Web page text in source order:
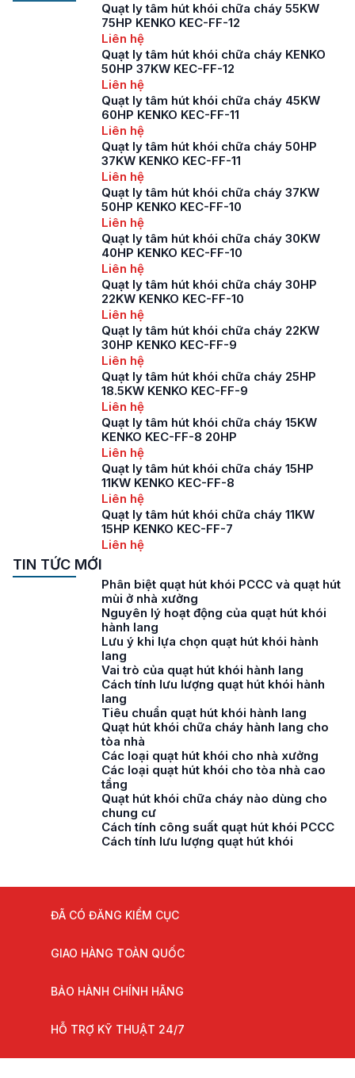
Quạt ly tâm hút khói chữa cháy 55KW
75HP KENKO KEC-FF-12
Liên hệ
Quạt ly tâm hút khói chữa cháy KENKO
50HP 37KW KEC-FF-12
Liên hệ
Quạt ly tâm hút khói chữa cháy 45KW
60HP KENKO KEC-FF-11
Liên hệ
Quạt ly tâm hút khói chữa cháy 50HP
37KW KENKO KEC-FF-11
Liên hệ
Quạt ly tâm hút khói chữa cháy 37KW
50HP KENKO KEC-FF-10
Liên hệ
Quạt ly tâm hút khói chữa cháy 30KW
40HP KENKO KEC-FF-10
Liên hệ
Quạt ly tâm hút khói chữa cháy 30HP
22KW KENKO KEC-FF-10
Liên hệ
Quạt ly tâm hút khói chữa cháy 22KW
30HP KENKO KEC-FF-9
Liên hệ
Quạt ly tâm hút khói chữa cháy 25HP
18.5KW KENKO KEC-FF-9
Liên hệ
Quạt ly tâm hút khói chữa cháy 15KW
KENKO KEC-FF-8 20HP
Liên hệ
Quạt ly tâm hút khói chữa cháy 15HP
11KW KENKO KEC-FF-8
Liên hệ
Quạt ly tâm hút khói chữa cháy 11KW
15HP KENKO KEC-FF-7
Liên hệ
TIN TỨC MỚI
Phân biệt quạt hút khói PCCC và quạt hút
mùi ở nhà xưởng
Nguyên lý hoạt động của quạt hút khói
hành lang
Lưu ý khi lựa chọn quạt hút khói hành
lang
Vai trò của quạt hút khói hành lang
Cách tính lưu lượng quạt hút khói hành
lang
Tiêu chuẩn quạt hút khói hành lang
Quạt hút khói chữa cháy hành lang cho
tòa nhà
Các loại quạt hút khói cho nhà xưởng
Các loại quạt hút khói cho tòa nhà cao
tầng
Quạt hút khói chữa cháy nào dùng cho
chung cư
Cách tính công suất quạt hút khói PCCC
Cách tính lưu lượng quạt hút khói
ĐÃ CÓ ĐĂNG KIỂM CỤC
GIAO HÀNG TOÀN QUỐC
BẢO HÀNH CHÍNH HÃNG
HỖ TRỢ KỸ THUẬT 24/7